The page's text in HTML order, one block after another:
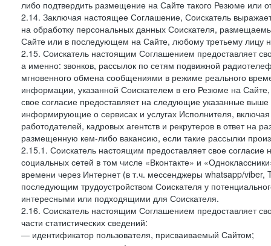
либо подтвердить размещение на Сайте такого Резюме или
2.14. Заключая настоящее Соглашение, Соискатель
на обработку персональных данных Соискателя,
Сайте или в последующем на Сайте, любому третьему лицу
2.15. Соискатель настоящим Соглашением предоставляет
а именно: звонков, рассылок по сетям подвижной
мгновенного обмена сообщениями в режиме реального
информации, указанной Соискателем в его Резюме на
свое согласие предоставляет на следующие указанные
информирующие о сервисах и услугах Исполнителя,
работодателей, кадровых агентств и рекрутеров в ответ
размещенную кем-либо вакансию, если такие рассылки
2.15.1. Соискатель настоящим предоставляет свое
социальных сетей в том числе «Вконтакте» и
времени через Интернет (в т.ч. мессенджеры whatsapp/
последующим трудоустройством Соискателя у
интересными или подходящими для Соискателя.
2.16. Соискатель настоящим Соглашением предоставляет
части статистических сведений:
— идентификатор пользователя, присваиваемый Сайтом;